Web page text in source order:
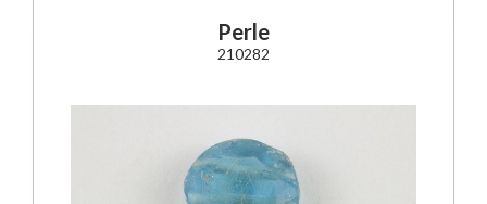
Perle
210282